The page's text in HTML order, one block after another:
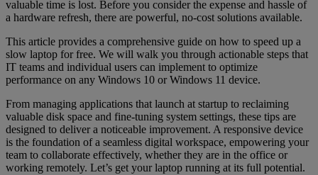
valuable time is lost. Before you consider the expense and hassle of
a hardware refresh, there are powerful, no-cost solutions available.
This article provides a comprehensive guide on how to speed up a
slow laptop for free. We will walk you through actionable steps that
IT teams and individual users can implement to optimize
performance on any Windows 10 or Windows 11 device.
From managing applications that launch at startup to reclaiming
valuable disk space and fine-tuning system settings, these tips are
designed to deliver a noticeable improvement. A responsive device
is the foundation of a seamless digital workspace, empowering your
team to collaborate effectively, whether they are in the office or
working remotely. Let’s get your laptop running at its full potential.